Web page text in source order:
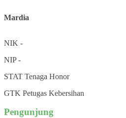
Mardia
NIK -
NIP-
STAT Tenaga Honor
GTK Petugas Kebersihan
Pengunjung